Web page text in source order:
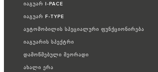
იაგუარ I-PACE
იაგუარ F-TYPE
ავტომობილის სპეციალური ფუნქციონირება
იაგუარის სპექტრი
დამოწმებული მეორადი
ახალი ერა